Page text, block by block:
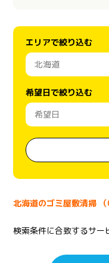
エリアで絞り込む
希望日で絞り込む
北海道のゴミ屋敷清掃 （
検索条件に合致するサー